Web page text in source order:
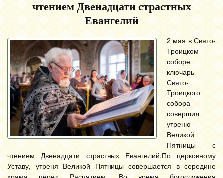
чтением Двенадцати страстных
Евангелий
2 мая в Свято-
Троицком
соборе
ключарь
Свято-
Троицкого
собора
совершил
утреню
Великой
Пятницы с
чтением Двенадцати страстных Евангелий.По церковному
Уставу, утреня Великой Пятницы совершается в середине
храма перед Распятием. Во время богослужения